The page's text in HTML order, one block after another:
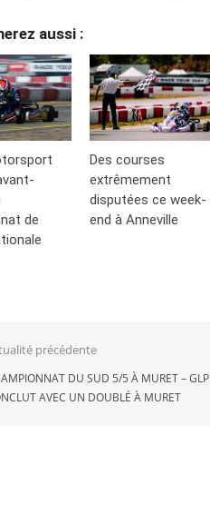
aussi :
de
Des courses
extrêmement
disputées ce week-
end à Anneville
précédente
DU SUD 5/5 À MURET – GLP
AVEC UN DOUBLÉ À MURET